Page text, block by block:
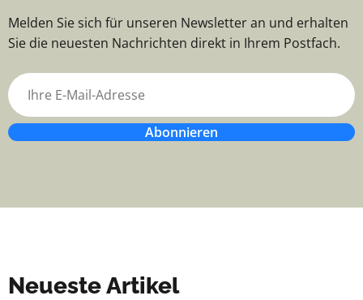
Melden Sie sich für unseren Newsletter an und erhalten
Sie die neuesten Nachrichten direkt in Ihrem Postfach.
Abonnieren
Neueste Artikel